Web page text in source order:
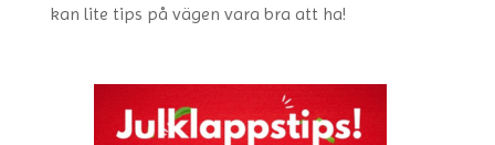
kan lite tips på vägen vara bra att ha!